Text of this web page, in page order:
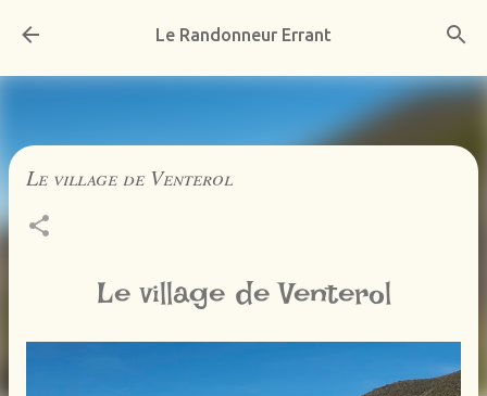
Accéder au contenu principal
Le Randonneur Errant
Le village de Venterol
Le village de Venterol